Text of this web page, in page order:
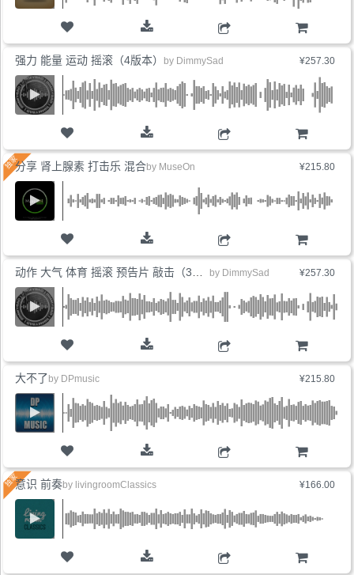
购物车
¥257.30
购物车
强力 能量 运动 摇滚（4版本） by DimmySad
¥215.80
购物车
分享 肾上腺素 打击乐 混合by MuseOn
¥257.30
购物车
by DimmySad
¥215.80
购物车
大不了 by DPmusic
¥166.00
购物车
意识 前奏by livingroomClassics